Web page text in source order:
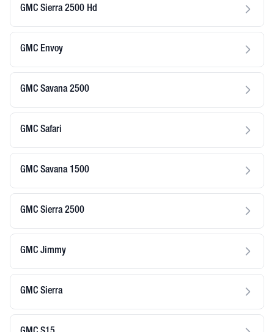
GMC Sierra 2500 Hd
GMC Envoy
GMC Savana 2500
GMC Safari
GMC Savana 1500
GMC Sierra 2500
GMC Jimmy
GMC Sierra